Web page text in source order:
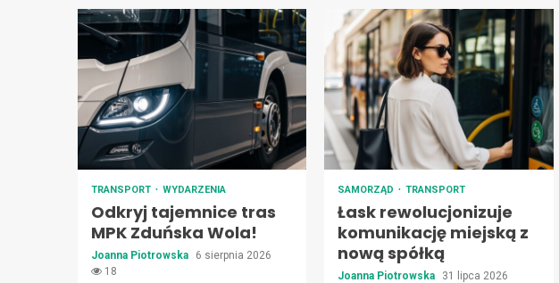
TRANSPORT WYDARZENIA
Odkryj tajemnice tras
MPK Zduńska Wola!
Joanna Piotrowska
6 sierpnia 2026
18
SAMORZĄD TRANSPORT
Łask rewolucjonizuje
komunikację miejską z
nową spółką
Joanna Piotrowska
31 lipca 2026